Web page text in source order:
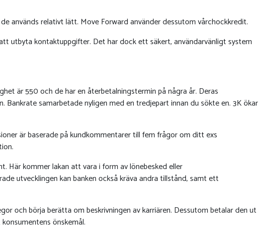
används relativt lätt. Move Forward använder dessutom vårchockkredit.
utbyta kontaktuppgifter. Det har dock ett säkert, användarvänligt system
är 550 och de har en återbetalningstermin på några år. Deras
samarbetade nyligen med en tredjepart innan du sökte en. 3K ökar
är baserade på kundkommentarer till fem frågor om ditt exs
Här kommer lakan att vara i form av lönebesked eller
utvecklingen kan banken också kräva andra tillstånd, samt ett
och börja berätta om beskrivningen av karriären. Dessutom betalar den ut
önskemål.